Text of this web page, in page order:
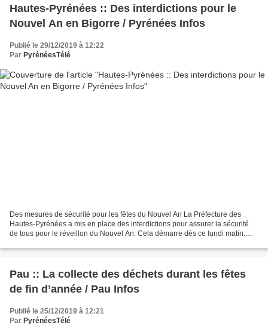
Hautes-Pyrénées :: Des interdictions pour le
Nouvel An en Bigorre / Pyrénées Infos
Publié le 29/12/2019 à 12:22
Par PyrénéesTélé
Des mesures de sécurité pour les fêtes du Nouvel An La Préfecture des
Hautes-Pyrénées a mis en place des interdictions pour assurer la sécurité
de tous pour le réveillon du Nouvel An. Cela démarre dès ce lundi matin.
Pau :: La collecte des déchets durant les fêtes
de fin d’année / Pau Infos
Publié le 25/12/2019 à 12:21
Par PyrénéesTélé